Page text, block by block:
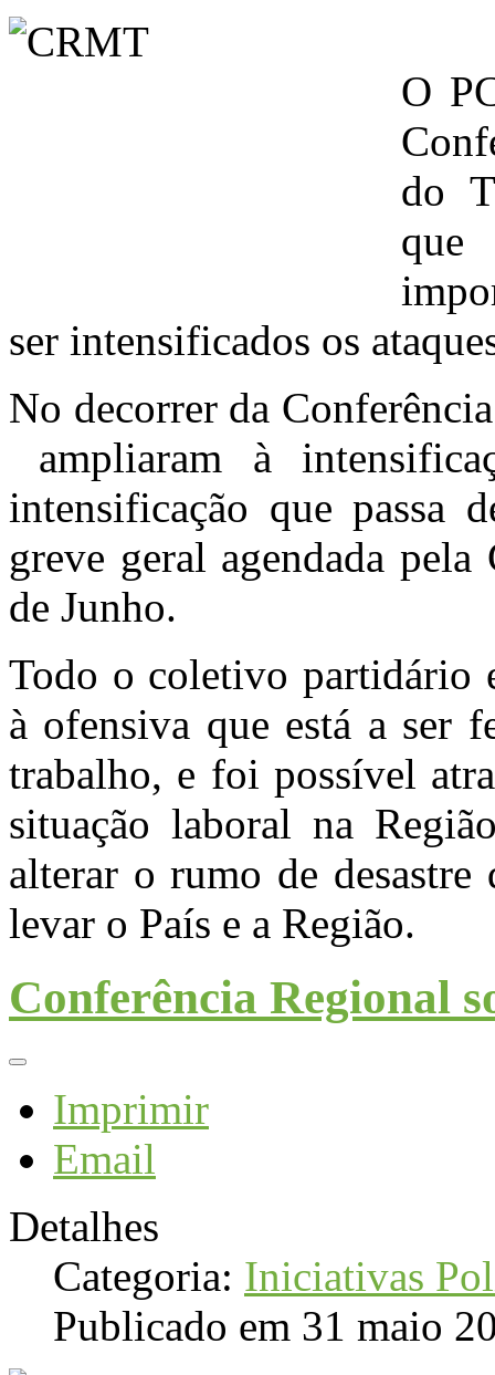
O
do
ser intensificados os
No decorrer da
ampliaram à
intensificação que passa
greve geral agendada
de Junho.
Todo o coletivo partidário
à ofensiva que está a ser
trabalho, e foi possível
situação laboral na
alterar o rumo de
levar o País e a Região.
Conferência Regional
Imprimir
Email
Detalhes
Categoria: Iniciativas
Publicado em 31 maio